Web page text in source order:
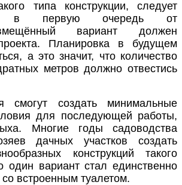
типа конструкции, следует
в первую очередь от
вариант должен
. Планировка в будущем
а это значит, что количество
метров должно отвестись
смогут создать минимальные
для последующей работы,
Многие годы садоводства
дачных участков создать
конструкций такого
один вариант стал единственно
встроенным туалетом.